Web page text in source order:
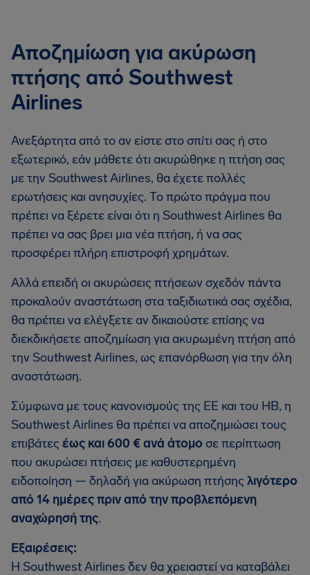
Αποζημίωση για ακύρωση
πτήσης από Southwest
Airlines
Ανεξάρτητα από το αν είστε στο σπίτι σας ή στο
εξωτερικό, εάν μάθετε ότι ακυρώθηκε η πτήση σας
με την Southwest Airlines, θα έχετε πολλές
ερωτήσεις και ανησυχίες. Το πρώτο πράγμα που
πρέπει να ξέρετε είναι ότι η Southwest Airlines θα
πρέπει να σας βρει μια νέα πτήση, ή να σας
προσφέρει πλήρη επιστροφή χρημάτων.
Αλλά επειδή οι ακυρώσεις πτήσεων σχεδόν πάντα
προκαλούν αναστάτωση στα ταξιδιωτικά σας σχέδια,
θα πρέπει να ελέγξετε αν δικαιούστε επίσης να
διεκδικήσετε αποζημίωση για ακυρωμένη πτήση από
την Southwest Airlines, ως επανόρθωση για την όλη
αναστάτωση.
Σύμφωνα με τους κανονισμούς της ΕΕ και του ΗΒ, η
Southwest Airlines θα πρέπει να αποζημιώσει τους
επιβάτεςέως και 600 € ανά άτομο σε περίπτωση
που ακυρώσει πτήσεις με καθυστερημένη
ειδοποίηση — δηλαδή για ακύρωση πτήσηςλιγότερο
από 14 ημέρες πριν από την προβλεπόμενη
αναχώρησή της.
Εξαιρέσεις:
Η Southwest Airlines δεν θα χρειαστεί να καταβάλει